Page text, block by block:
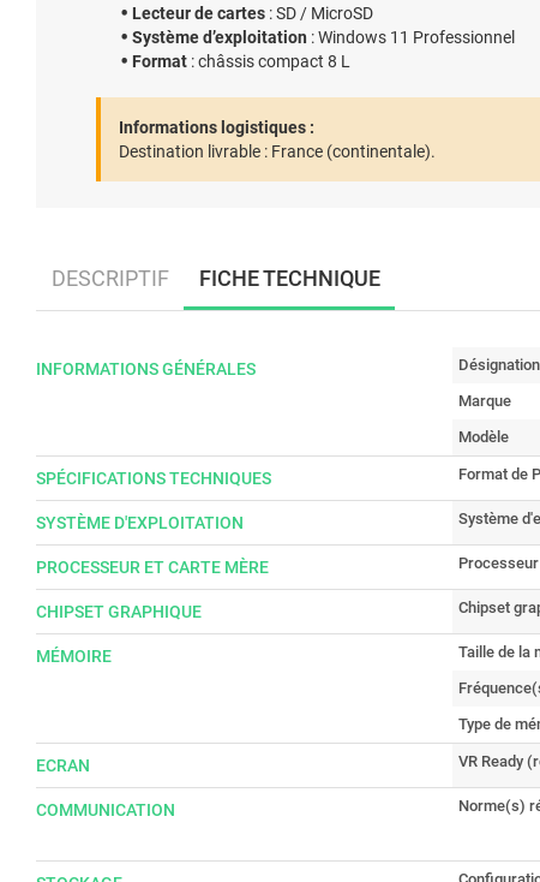
Lecteur de cartes : SD / MicroSD
Système d’exploitation : Windows 11 Professionnel
Format : châssis compact 8 L
Informations logistiques :
Destination livrable : France (continentale).
DESCRIPTIF FICHE TECHNIQUE
INFORMATIONS GÉNÉRALES Désignation
Marque
Modèle
SPÉCIFICATIONS TECHNIQUES Format de
SYSTÈME D'EXPLOITATION Système
PROCESSEUR ET CARTE MÈRE Processeur
CHIPSET GRAPHIQUE Chipset
MÉMOIRE Taille de la
Type de
ECRAN VR Ready
COMMUNICATION Norme(s)